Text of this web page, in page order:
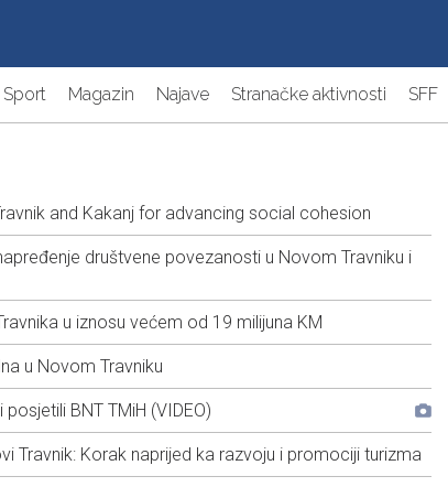
Sport Magazin Najave Stranačke aktivnosti SFF
and Kakanj for advancing social cohesion
društvene povezanosti u Novom Travniku i
u iznosu većem od 19 milijuna KM
u Novom Travniku
BNT TMiH (VIDEO)
Travnik: Korak naprijed ka razvoju i promociji turizma